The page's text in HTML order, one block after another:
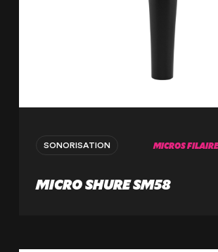
SONORISATION MICROS
MICRO SHURE SM58